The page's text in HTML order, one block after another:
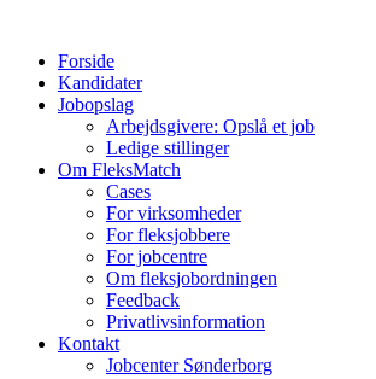
Forside
Kandidater
Jobopslag
Arbejdsgivere: Opslå et job
Ledige stillinger
Om FleksMatch
Cases
For virksomheder
For fleksjobbere
For jobcentre
Om fleksjobordningen
Feedback
Privatlivsinformation
Kontakt
Jobcenter Sønderborg